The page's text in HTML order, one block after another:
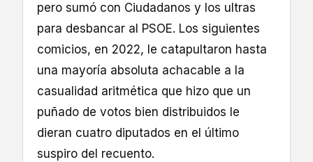
pero sumó con Ciudadanos y los ultras
para desbancar al PSOE. Los siguientes
comicios, en 2022, le catapultaron hasta
una mayoría absoluta achacable a la
casualidad aritmética que hizo que un
puñado de votos bien distribuidos le
dieran cuatro diputados en el último
suspiro del recuento.